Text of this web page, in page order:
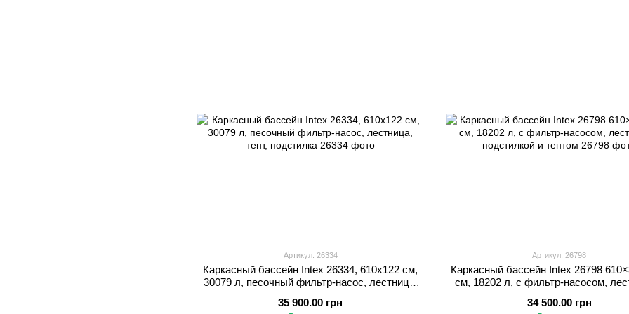
Артикул: 26334
Каркасный бассейн Intex 26334, 610х122 см,
30079 л, песочный фильтр-насос, лестница,
35 900.00 грн
Артикул: 26798
Каркасный бассейн Intex 26798
см, 18202 л, с фильтр-насосом,
34 500.00 грн